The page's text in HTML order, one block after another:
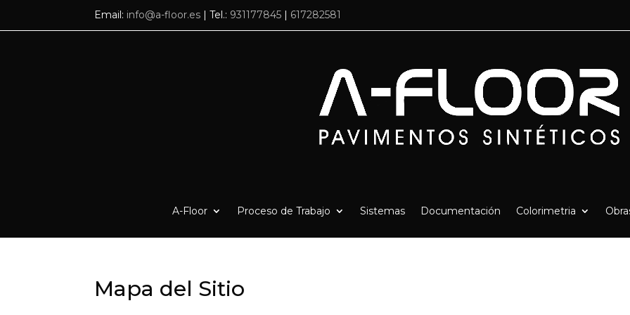
Email: info@a-floor.es | Tel.: 931177845 | 617282581
A-Floor Proceso de Trabajo Sistemas Documentación Colorimetria
Mapa del Sitio